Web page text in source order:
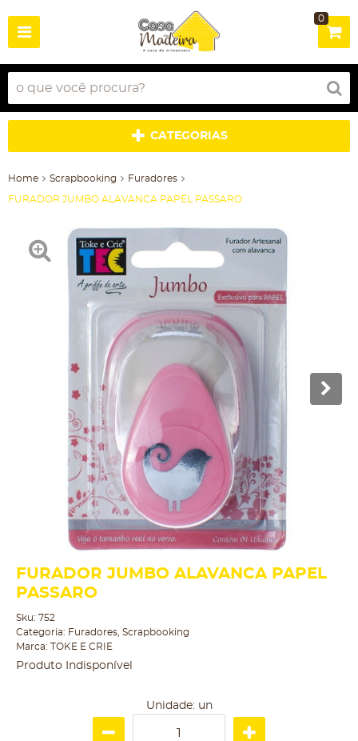
0
CATEGORIAS
Home Scrapbooking Furadores
FURADOR JUMBO ALAVANCA PAPEL PASSARO
FURADOR JUMBO ALAVANCA PAPEL
PASSARO
Sku: 752
Categoria: Furadores Scrapbooking
Marca: TOKE E CRIE
Produto Indisponível
Unidade: un